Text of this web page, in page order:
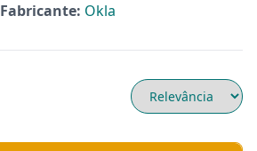
Fabricante: Okla